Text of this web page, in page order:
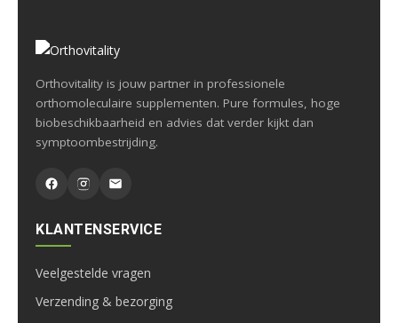
Orthovitality is jouw partner in professionele
orthomoleculaire supplementen. Pure formules, hoge
biobeschikbaarheid en advies dat verder kijkt dan
symptoombestrijding.
KLANTENSERVICE
Veelgestelde vragen
Verzending & bezorging